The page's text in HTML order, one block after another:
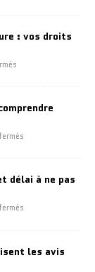
: vos droits
délai à ne pas
les avis